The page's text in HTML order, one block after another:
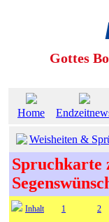
Gottes
Home
Weisheiten &
Spruchkarte
Inhalt 1 2